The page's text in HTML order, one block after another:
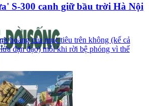
S-300 canh giữ bầu trời Hà Nội
hoàng của mục tiêu trên không (kể cả
đạn đạo) mỗi khi rời bệ phóng vì thế